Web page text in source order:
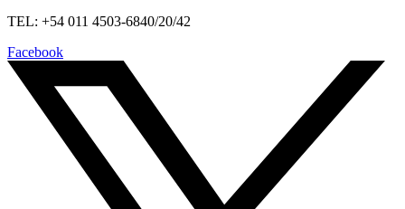
TEL: +54 011 4503-6840/20/42
Facebook